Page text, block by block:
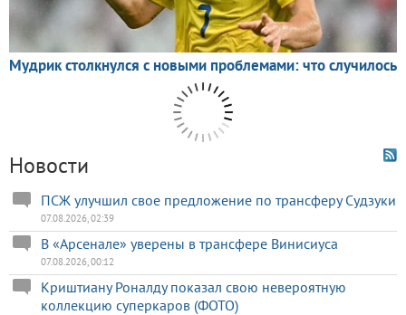
Новости
ПСЖ улучшил свое предложение по трансферу Судзуки
07.08.2026, 02:39
В «Арсенале» уверены в трансфере Винисиуса
07.08.2026, 00:12
Криштиану Роналду показал свою невероятную
коллекцию суперкаров (ФОТО)